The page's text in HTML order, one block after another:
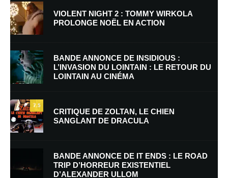
Nom*
E-mail* Site web
Enregistrer mon nom, mon e-mail et mon site dans le navigateur pour
mon prochain commentaire.
VIOLENT NIGHT 2 : TOMMY WIRKOLA
PROLONGE NOËL EN ACTION
BANDE ANNONCE DE INSIDIOUS :
L’INVASION DU LOINTAIN : LE RETOUR DU
LOINTAIN AU CINÉMA
7.5
CRITIQUE DE ZOLTAN, LE CHIEN
SANGLANT DE DRACULA
BANDE ANNONCE DE IT ENDS : LE ROAD
TRIP D’HORREUR EXISTENTIEL
D’ALEXANDER ULLOM